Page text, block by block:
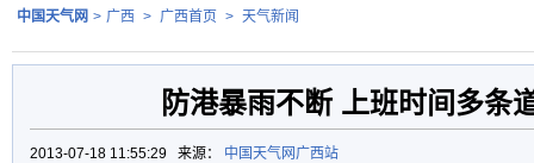
中国天气网 > 广西 > 广西首页 > 天气新闻
防港暴雨不断 上班时间多条
2013-07-18 11:55:29 来源： 中国天气网广西站